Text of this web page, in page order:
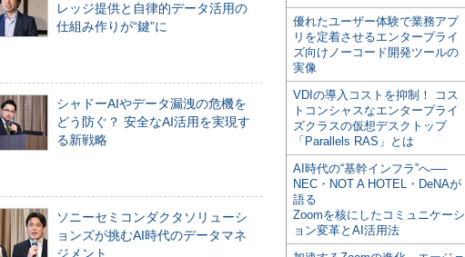
レッジ提供と自律的データ活用の
仕組み作りが“鍵”に
シャドーAIやデータ漏洩の危機を
どう防ぐ？ 安全なAI活用を実現す
る新戦略
ソニーセミコンダクタソリューシ
ョンズが挑むAI時代のデータマネ
ジメント
優れたユーザー体験で業務アプ
リを定着させるエンタープライ
ズ向けノーコード開発ツールの
実像
VDIの導入コストを抑制！ コス
トコンシャスなエンタープライ
ズクラスの仮想デスクトップ
「Parallels RAS」とは
AI時代の“基幹インフラ”へ──
NEC・NOT A HOTEL・DeNAが
語る
Zoomを核にしたコミュニケーシ
ョン変革とAI活用法